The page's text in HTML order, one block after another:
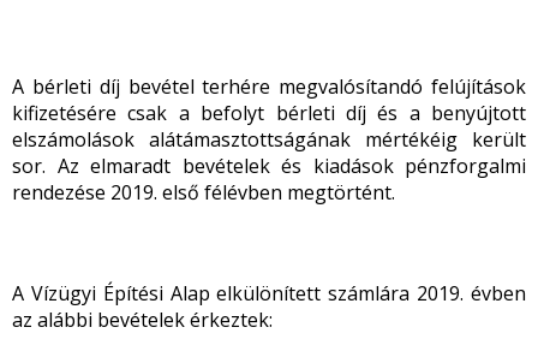
A bérleti díj bevétel terhére megvalósítandó felújítások
kifizetésére csak a befolyt bérleti díj és a benyújtott
elszámolások alátámasztottságának mértékéig került
sor. Az elmaradt bevételek és kiadások pénzforgalmi
rendezése 2019. első félévben megtörtént.
A Vízügyi Építési Alap elkülönített számlára 2019. évben
az alábbi bevételek érkeztek: